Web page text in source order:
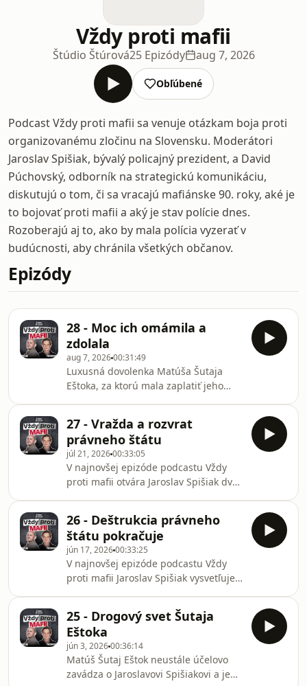
Vždy proti mafii
Štúdio Štúrová25 Epizódy aug 7, 2026
Obľúbené
Podcast Vždy proti mafii sa venuje otázkam boja proti
organizovanému zločinu na Slovensku. Moderátori
Jaroslav Spišiak, bývalý policajný prezident, a David
Púchovský, odborník na strategickú komunikáciu,
diskutujú o tom, či sa vracajú mafiánske 90. roky, aké je
to bojovať proti mafii a aký je stav polície dnes.
Rozoberajú aj to, ako by mala polícia vyzerať v
budúcnosti, aby chránila všetkých občanov.
Epizódy
28 - Moc ich omámila a
zdolala
aug 7, 202600:31:49
Luxusná dovolenka Matúša Šutaja
Eštoka, za ktorú mala zaplatiť jeho
konanie recidivistky z Hlasu, ktorá
mala napadnúť policajtov. SIS je na
poslednom mieste rebríčka
európskych tajných služieb. O
neschopných a neschopnejších hovorí
Jaroslav Spišiak v najnovšej epizóde
podcastu Vždy proti mafii.
27 - Vražda a rozvrat
právneho štátu
júl 21, 202600:33:05
V najnovšej epizóde podcastu Vždy
proti mafii otvára Jaroslav Spišiak dve
kritiku Najvyššieho kontrolného úradu
zo strany koaličných politikov. Sú obe
udalosti dôkazom o rozvrate právneho
štátu? Nemá ľudský život žiadnu
hodnotu? Ako mala konať polícia?
26 - Deštrukcia právneho
štátu pokračuje
jún 17, 202600:33:25
V najnovšej epizóde podcastu Vždy
proti mafii Jaroslav Spišiak vysvetľuje,
tretej novele trestného poriadku,
ktorá sa zameriava výlučne na tzv.
kajúcnikov. Ak novela bude schválená,
padne celá kauza Očisted na súde?
Uvedomujú si koaliční poslanci, že
kvôli ochrane Tibora Gašpara a
25 - Drogový svet Šutaja
Eštoka
jún 3, 202600:36:14
Matúš Šutaj Eštok neustále účelovo
zavádza o Jaroslavovi Spišiakovi a jeho